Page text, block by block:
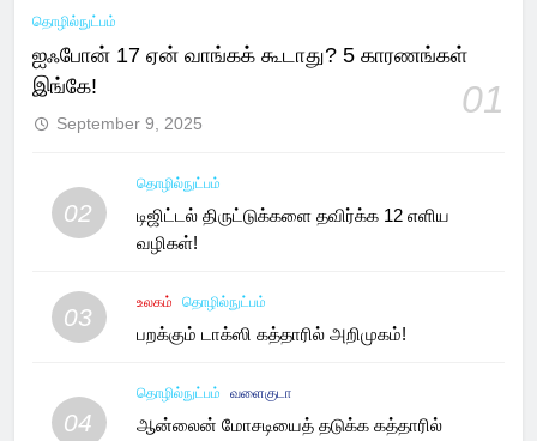
தொழில்நுட்பம்
ஐஃபோன் 17 ஏன் வாங்கக் கூடாது? 5 காரணங்கள்
இங்கே!
01
September 9, 2025
02
தொழில்நுட்பம்
டிஜிட்டல் திருட்டுக்களை தவிர்க்க 12 எளிய
வழிகள்!
03
உலகம் தொழில்நுட்பம்
பறக்கும் டாக்ஸி கத்தாரில் அறிமுகம்!
04
தொழில்நுட்பம் வளைகுடா
ஆன்லைன் மோசடியைத் தடுக்க கத்தாரில்